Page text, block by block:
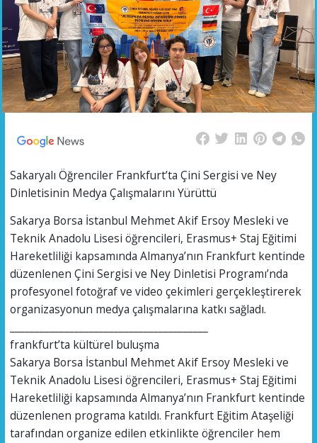
Sakaryalı Öğrenciler Frankfurt’ta Çini Sergisi ve Ney
Dinletisinin Medya Çalışmalarını Yürüttü
Sakarya Borsa İstanbul Mehmet Akif Ersoy Mesleki ve
Teknik Anadolu Lisesi öğrencileri, Erasmus+ Staj Eğitimi
Hareketliliği kapsamında Almanya’nın Frankfurt kentinde
düzenlenen Çini Sergisi ve Ney Dinletisi Programı’nda
profesyonel fotoğraf ve video çekimleri gerçekleştirerek
organizasyonun medya çalışmalarına katkı sağladı.
frankfurt’ta kültürel buluşma
Sakarya Borsa İstanbul Mehmet Akif Ersoy Mesleki ve
Teknik Anadolu Lisesi öğrencileri, Erasmus+ Staj Eğitimi
Hareketliliği kapsamında Almanya’nın Frankfurt kentinde
düzenlenen programa katıldı. Frankfurt Eğitim Ataşeliği
tarafından organize edilen etkinlikte öğrenciler hem